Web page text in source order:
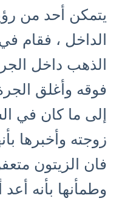
يتمكن أحد من
الداخل ، فقام
الذهب داخل
فوقه وأغلق
إلى ما كان في
زوجته وأخبرها
فان الزيتون
وطمأنها بأنه أعد